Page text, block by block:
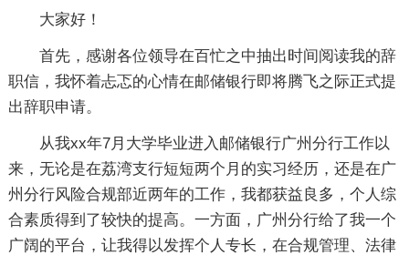
大家好！
首先，感谢各位领导在百忙之中抽出时间阅读我的辞
职信，我怀着忐忑的心情在邮储银行即将腾飞之际正式提
出辞职申请。
从我xx年7月大学毕业进入邮储银行广州分行工作以
来，无论是在荔湾支行短短两个月的实习经历，还是在广
州分行风险合规部近两年的工作，我都获益良多，个人综
合素质得到了较快的提高。一方面，广州分行给了我一个
广阔的平台，让我得以发挥个人专长，在合规管理、法律